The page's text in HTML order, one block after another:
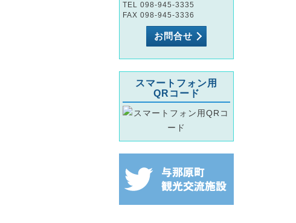
TEL 098-945-3335
FAX 098-945-3336
お問合せ
スマートフォン用
QRコード